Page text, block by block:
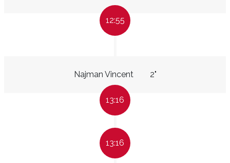
12:55
Najman Vincent 2"
13:16
13:16